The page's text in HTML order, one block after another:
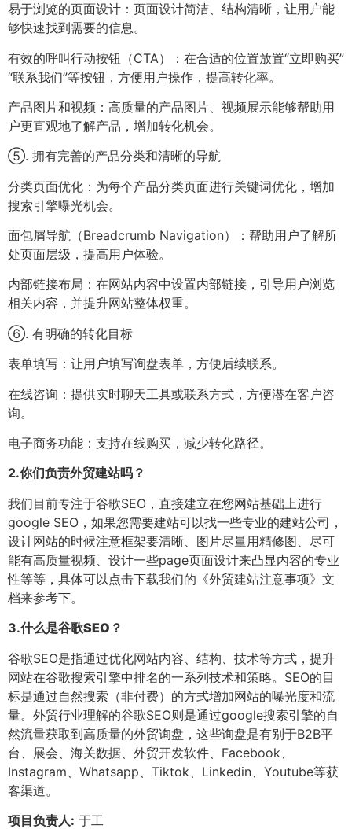
易于浏览的页面设计：页面设计简洁、结构清晰，让用户能
够快速找到需要的信息。
有效的呼叫行动按钮（CTA）：在合适的位置放置“立即购买”
“联系我们”等按钮，方便用户操作，提高转化率。
产品图片和视频：高质量的产品图片、视频展示能够帮助用
户更直观地了解产品，增加转化机会。
⑤. 拥有完善的产品分类和清晰的导航
分类页面优化：为每个产品分类页面进行关键词优化，增加
搜索引擎曝光机会。
面包屑导航（Breadcrumb Navigation）：帮助用户了解所
处页面层级，提高用户体验。
内部链接布局：在网站内容中设置内部链接，引导用户浏览
相关内容，并提升网站整体权重。
⑥. 有明确的转化目标
表单填写：让用户填写询盘表单，方便后续联系。
在线咨询：提供实时聊天工具或联系方式，方便潜在客户咨
询。
电子商务功能：支持在线购买，减少转化路径。
2.你们负责外贸建站吗？
我们目前专注于谷歌SEO，直接建立在您网站基础上进行
google SEO，如果您需要建站可以找一些专业的建站公司，
设计网站的时候注意框架要清晰、图片尽量用精修图、尽可
能有高质量视频、设计一些page页面设计来凸显内容的专业
性等等，具体可以点击下载我们的《外贸建站注意事项》文
档来参考下。
3.什么是谷歌SEO？
谷歌SEO是指通过优化网站内容、结构、技术等方式，提升
网站在谷歌搜索引擎中排名的一系列技术和策略。SEO的目
标是通过自然搜索（非付费）的方式增加网站的曝光度和流
量。外贸行业理解的谷歌SEO则是通过google搜索引擎的自
然流量获取到高质量的外贸询盘，这些询盘是有别于B2B平
台、展会、海关数据、外贸开发软件、Facebook、
Instagram、Whatsapp、Tiktok、Linkedin、Youtube等获
客渠道。
项目负责人: 于工